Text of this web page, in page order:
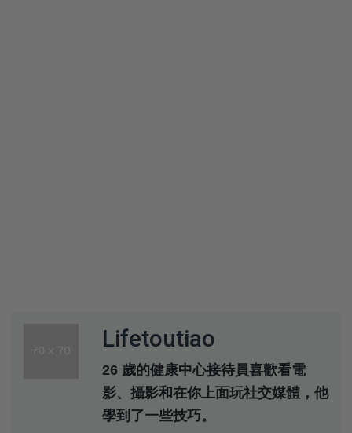
Lifetoutiao
26 歲的健康中心接待員喜歡看電
影、攝影和在你上面玩社交媒體，他
學到了一些技巧。